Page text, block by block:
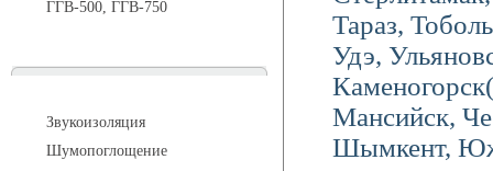
ГГВ-500, ГГВ-750
Звукоизоляция
Шумопоглощение
Тараз,
Удэ,
Мансийск,
Шымкент,